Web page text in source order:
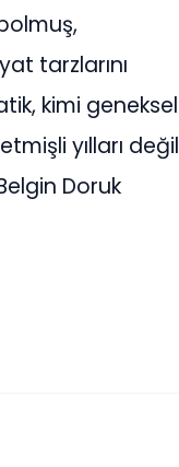
tarzlarını
kimi geneksel
yılları değil
Doruk